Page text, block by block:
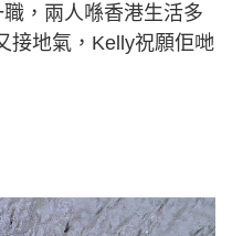
，兩人喺香港生活多
接地氣，Kelly祝願佢哋